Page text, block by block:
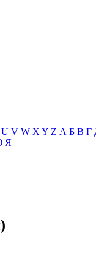
U V W X Y Z А Б В Г
Я